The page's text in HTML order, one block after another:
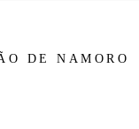
DE NAMORO